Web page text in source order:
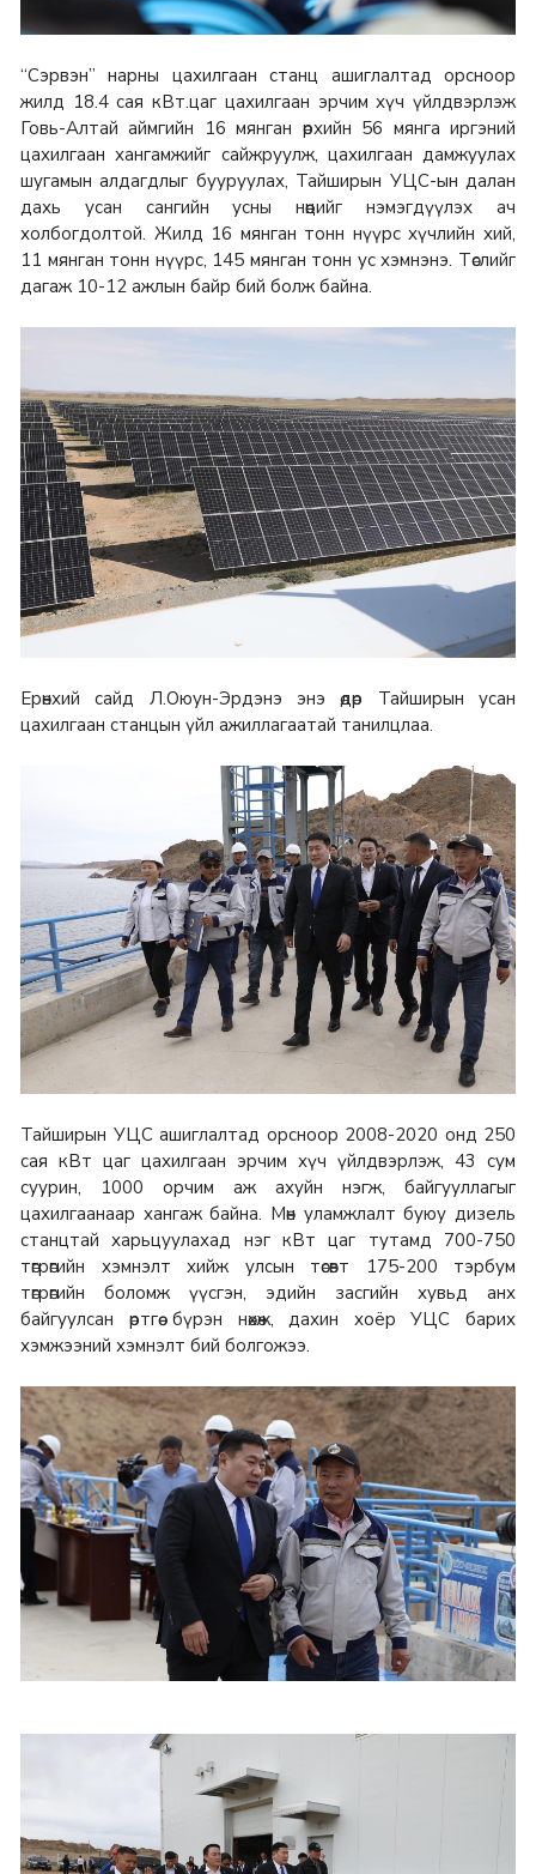
“Сэрвэн” нарны цахилгаан станц ашиглалтад орсноор
жилд 18.4 сая кВт.цаг цахилгаан эрчим хүч үйлдвэрлэж
Говь-Алтай аймгийн 16 мянган өрхийн 56 мянга иргэний
цахилгаан хангамжийг сайжруулж, цахилгаан дамжуулах
шугамын алдагдлыг бууруулах, Тайширын УЦС-ын далан
дахь усан сангийн усны нөөцийг нэмэгдүүлэх ач
холбогдолтой. Жилд 16 мянган тонн нүүрс хүчлийн хий,
11 мянган тонн нүүрс, 145 мянган тонн ус хэмнэнэ. Төслийг
дагаж 10-12 ажлын байр бий болж байна.
Ерөнхий сайд Л.Оюун-Эрдэнэ энэ өдөр Тайширын усан
цахилгаан станцын үйл ажиллагаатай танилцлаа.
Тайширын УЦС ашиглалтад орсноор 2008-2020 онд 250
сая кВт цаг цахилгаан эрчим хүч үйлдвэрлэж, 43 сум
суурин, 1000 орчим аж ахуйн нэгж, байгууллагыг
цахилгаанаар хангаж байна. Мөн уламжлалт буюу дизель
станцтай харьцуулахад нэг кВт цаг тутамд 700-750
төгрөгийн хэмнэлт хийж улсын төсөвт 175-200 тэрбум
төгрөгийн боломж үүсгэн, эдийн засгийн хувьд анх
байгуулсан өртгөө бүрэн нөхөж, дахин хоёр УЦС барих
хэмжээний хэмнэлт бий болгожээ.